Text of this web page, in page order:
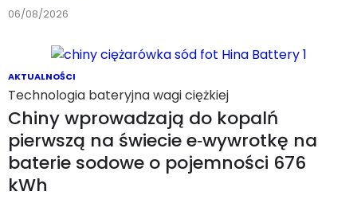
06/08/2026
AKTUALNOŚCI
Technologia bateryjna wagi ciężkiej
Chiny wprowadzają do kopalń
pierwszą na świecie e‑wywrotkę na
baterie sodowe o pojemności 676
kWh